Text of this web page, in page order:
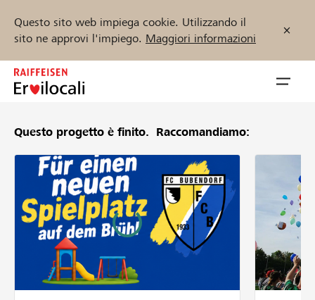
Questo sito web impiega cookie. Utilizzando il
sito ne approvi l'impiego. Maggiori informazioni
Zum
Inhalt
Sostenere
Aiuto & supporto
Trova progetti e organizzazioni
Questo progetto è finito. Raccomandiamo: